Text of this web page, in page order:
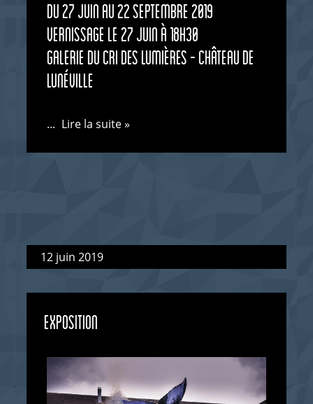
Du 27 juin au 22 septembre 2019
Vernissage le 27 juin à 18h30
Galerie du CRI des Lumières - Château de
Lunéville
... Lire la suite »
12 juin 2019
EXPOSITION